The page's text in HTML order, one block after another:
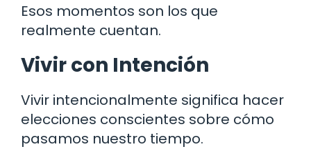
Esos momentos son los que
realmente cuentan.
Vivir con Intención
Vivir intencionalmente significa hacer
elecciones conscientes sobre cómo
pasamos nuestro tiempo.